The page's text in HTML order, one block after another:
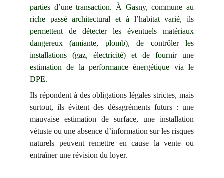
parties d’une transaction. À Gasny, commune au
riche passé architectural et à l’habitat varié, ils
permettent de détecter les éventuels matériaux
dangereux (amiante, plomb), de contrôler les
installations (gaz, électricité) et de fournir une
estimation de la performance énergétique via le
DPE.
Ils répondent à des obligations légales strictes, mais
surtout, ils évitent des désagréments futurs : une
mauvaise estimation de surface, une installation
vétuste ou une absence d’information sur les risques
naturels peuvent remettre en cause la vente ou
entraîner une révision du loyer.